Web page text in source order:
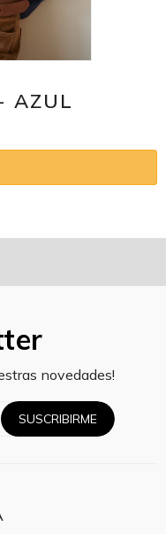
AZUL
novedades!
SUSCRIBIRME